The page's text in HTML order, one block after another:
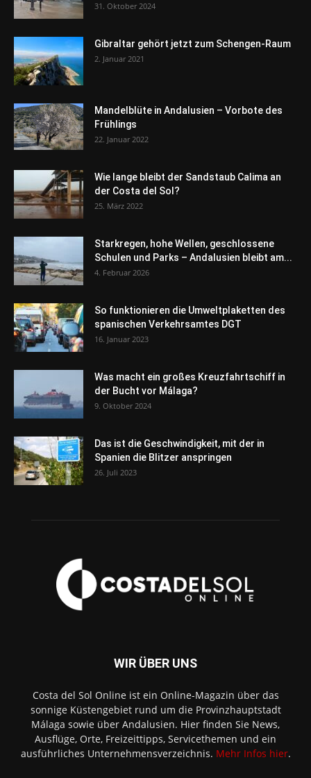
31. Oktober 2024
Gibraltar gehört jetzt zum Schengen-Raum
2. Januar 2021
Mandelblüte in Andalusien – Vorbote des
Frühlings
22. Januar 2022
Wie lange bleibt der Sandstaub Calima an
der Costa del Sol?
25. März 2022
Starkregen, hohe Wellen, geschlossene
Schulen und Parks – Andalusien bleibt am...
4. Februar 2026
So funktionieren die Umweltplaketten des
spanischen Verkehrsamtes DGT
16. Januar 2023
Was macht ein großes Kreuzfahrtschiff in
der Bucht vor Málaga?
9. Oktober 2024
Das ist die Geschwindigkeit, mit der in
Spanien die Blitzer anspringen
26. Juli 2023
WIR ÜBER UNS
Costa del Sol Online ist ein Online-Magazin über das
sonnige Küstengebiet rund um die Provinzhauptstadt
Málaga sowie über Andalusien. Hier finden Sie News,
Ausflüge, Orte, Freizeittipps, Servicethemen und ein
ausführliches Unternehmensverzeichnis. Mehr Infos hier.